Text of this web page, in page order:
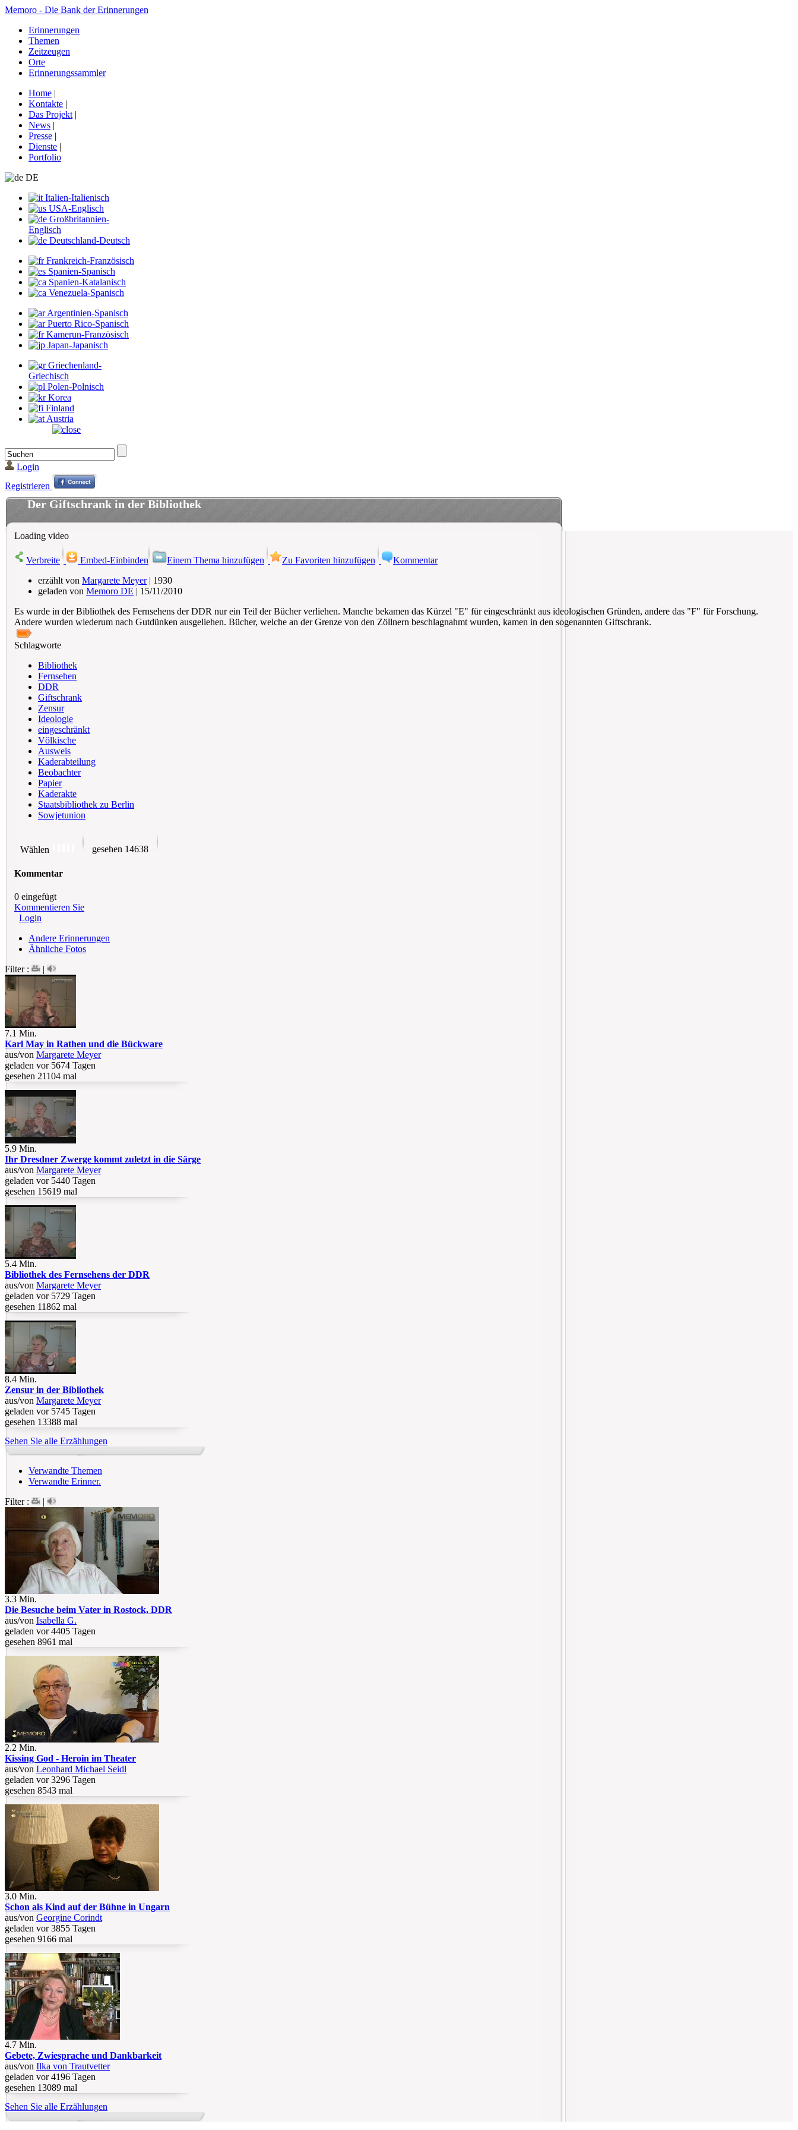
Memoro - Die Bank der Erinnerungen
Erinnerungen
Themen
Zeitzeugen
Orte
Erinnerungssammler
Home |
Kontakte |
Das Projekt |
News |
Presse |
Dienste |
Portfolio
DE
Italien-Italienisch
USA-Englisch
Großbritannien-
Englisch
Deutschland-Deutsch
Frankreich-Französisch
Spanien-Spanisch
Spanien-Katalanisch
Venezuela-Spanisch
Argentinien-Spanisch
Puerto Rico-Spanisch
Kamerun-Französisch
Japan-Japanisch
Griechenland-
Griechisch
Polen-Polnisch
Korea
Finland
Austria
Login
Registrieren
Der Giftschrank in der Bibliothek
Loading video
Verbreite Embed-Einbinden Einem Thema hinzufügen Zu Favoriten hinzufügen
Kommentar
erzählt von Margarete Meyer| 1930
geladen von Memoro DE | 15/11/2010
Es wurde in der Bibliothek des Fernsehens der DDR nur ein Teil der Bücher verliehen. Manche bekamen das Kürzel "E" für eingeschränkt aus ideologischen Gründen, andere das "F" für Forschung.
Andere wurden wiederum nach Gutdünken ausgeliehen. Bücher, welche an der Grenze von den Zöllnern beschlagnahmt wurden, kamen in den sogenannten Giftschrank.
Schlagworte
Bibliothek
Fernsehen
DDR
Giftschrank
Zensur
Ideologie
eingeschränkt
Völkische
Ausweis
Kaderabteilung
Beobachter
Papier
Kaderakte
Staatsbibliothek zu Berlin
Sowjetunion
Wählen gesehen 14638
Kommentar
0 eingefügt
Kommentieren Sie
Login
Andere Erinnerungen
Ähnliche Fotos
Filter :
|
7.1 Min.
Karl May in Rathen und die Bückware
aus/von Margarete Meyer
geladen vor 5674 Tagen
gesehen 21104 mal
5.9 Min.
Ihr Dresdner Zwerge kommt zuletzt in die Särge
aus/von Margarete Meyer
geladen vor 5440 Tagen
gesehen 15619 mal
5.4 Min.
Bibliothek des Fernsehens der DDR
aus/von Margarete Meyer
geladen vor 5729 Tagen
gesehen 11862 mal
8.4 Min.
Zensur in der Bibliothek
aus/von Margarete Meyer
geladen vor 5745 Tagen
gesehen 13388 mal
Sehen Sie alle Erzählungen
Verwandte Themen
Verwandte Erinner.
Filter :
|
3.3 Min.
Die Besuche beim Vater in Rostock, DDR
aus/von Isabella G.
geladen vor 4405 Tagen
gesehen 8961 mal
2.2 Min.
Kissing God - Heroin im Theater
aus/von Leonhard Michael Seidl
geladen vor 3296 Tagen
gesehen 8543 mal
3.0 Min.
Schon als Kind auf der Bühne in Ungarn
aus/von Georgine Corindt
geladen vor 3855 Tagen
gesehen 9166 mal
4.7 Min.
Gebete, Zwiesprache und Dankbarkeit
aus/von Ilka von Trautvetter
geladen vor 4196 Tagen
gesehen 13089 mal
Sehen Sie alle Erzählungen